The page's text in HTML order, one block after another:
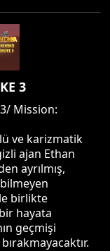
3
3/ Mission:
ve karizmatik
ajan Ethan
ayrılmış,
birlikte
hayata
geçmişi